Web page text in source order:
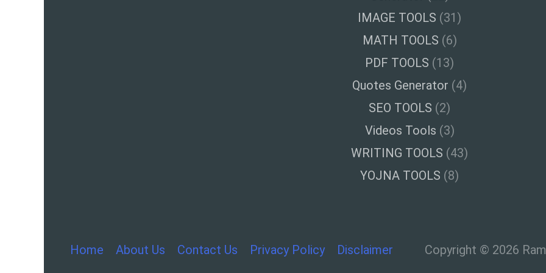
IMAGE TOOLS (31)
MATH TOOLS (6)
PDF TOOLS (13)
Quotes Generator (4)
SEO TOOLS (2)
Videos Tools (3)
WRITING TOOLS (43)
YOJNA TOOLS (8)
Home About Us Contact Us Privacy Policy Disclaimer Copyright © 2026